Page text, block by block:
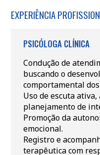
EXPERIÊNCIA
PSICÓLOGA CLÍNICA
Condução de
buscando o
comportamental
Uso de escuta
planejamento de
Promoção da
emocional.
Registro e
terapêutica com